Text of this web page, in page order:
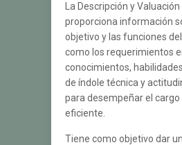
La Descripción y
proporciona información
objetivo y las funciones
como los requerimientos
conocimientos,
de índole técnica y
para desempeñar el
eficiente.
Tiene como objetivo dar